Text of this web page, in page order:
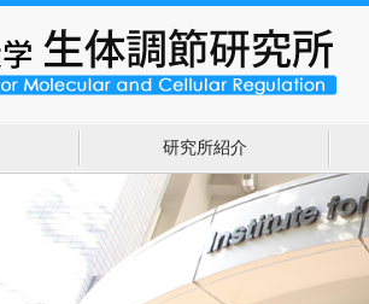
研究所紹介